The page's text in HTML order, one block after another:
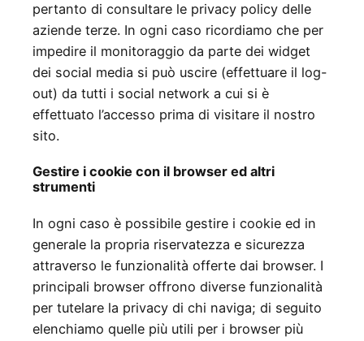
pertanto di consultare le privacy policy delle
aziende terze. In ogni caso ricordiamo che per
impedire il monitoraggio da parte dei widget
dei social media si può uscire (effettuare il log-
out) da tutti i social network a cui si è
effettuato l’accesso prima di visitare il nostro
sito.
Gestire i cookie con il browser ed altri
strumenti
In ogni caso è possibile gestire i cookie ed in
generale la propria riservatezza e sicurezza
attraverso le funzionalità offerte dai browser. I
principali browser offrono diverse funzionalità
per tutelare la privacy di chi naviga; di seguito
elenchiamo quelle più utili per i browser più